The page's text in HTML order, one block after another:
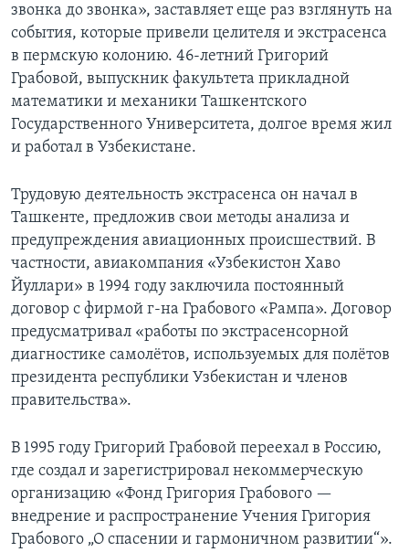
звонка до звонка», заставляет еще раз взглянуть на
события, которые привели целителя и экстрасенса
в пермскую колонию. 46-летний Григорий
Грабовой, выпускник факультета прикладной
математики и механики Ташкентского
Государственного Университета, долгое время жил
и работал в Узбекистане.
Трудовую деятельность экстрасенса он начал в
Ташкенте, предложив свои методы анализа и
предупреждения авиационных происшествий. В
частности, авиакомпания «Узбекистон Хаво
Йуллари» в 1994 году заключила постоянный
договор с фирмой г-на Грабового «Рампа». Договор
предусматривал «работы по экстрасенсорной
диагностике самолётов, используемых для полётов
президента республики Узбекистан и членов
правительства».
В 1995 году Григорий Грабовой переехал в Россию,
где создал и зарегистрировал некоммерческую
организацию «Фонд Григория Грабового —
внедрение и распространение Учения Григория
Грабового „О спасении и гармоничном развитии“».